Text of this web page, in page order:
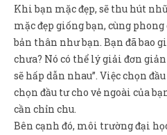
Khi bạn mặc đẹp, sẽ thu hút
mặc đẹp giống bạn, cùng
bản thân như bạn. Bạn đã bao
chưa? Nó có thể lý giải đơn
sẽ hấp dẫn nhau”. Việc chọn
chọn đầu tư cho vẻ ngoài của
cần chỉn chu.
Bên cạnh đó, môi trường đại